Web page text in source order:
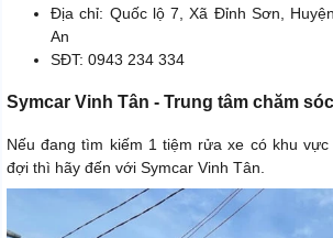
Địa chỉ: Quốc lộ 7, Xã Đỉnh Sơn,
An
SĐT: 0943 234 334
Symcar Vinh Tân - Trung tâm chăm
Nếu đang tìm kiếm 1 tiệm rửa xe có khu
đợi thì hãy đến với Symcar Vinh Tân.